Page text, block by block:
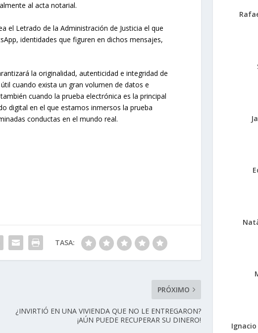
al acta notarial.
el Letrado de la Administración de Justicia el que
identidades que figuren en dichos mensajes,
la originalidad, autenticidad e integridad de
cuando exista un gran volumen de datos e
cuando la prueba electrónica es la principal
digital en el que estamos inmersos la prueba
conductas en el mundo real.
TASA:
PRÓXIMO
¿INVIRTIÓ EN UNA VIVIENDA QUE NO LE ENTREGARON?
¡AÚN PUEDE RECUPERAR SU DINERO!
Ignacio